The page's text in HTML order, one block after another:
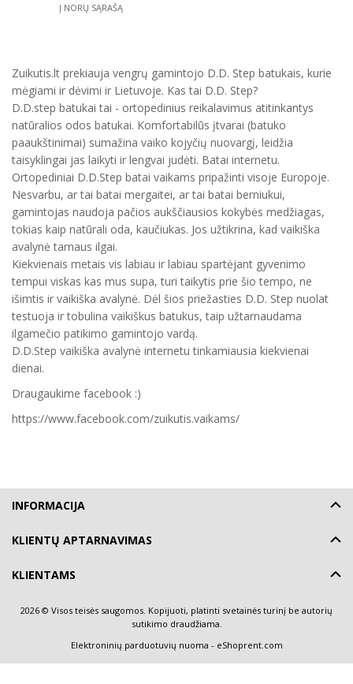
Į NORŲ SĄRAŠĄ
Zuikutis.lt prekiauja vengrų gamintojo D.D. Step batukais, kurie
mėgiami ir dėvimi ir Lietuvoje. Kas tai D.D. Step?
D.D.step batukai tai - ortopedinius reikalavimus atitinkantys
natūralios odos batukai. Komfortabilūs įtvarai (batuko
paaukštinimai) sumažina vaiko kojyčių nuovargį, leidžia
taisyklingai jas laikyti ir lengvai judėti. Batai internetu.
Ortopediniai D.D.Step batai vaikams pripažinti visoje Europoje.
Nesvarbu, ar tai batai mergaitei, ar tai batai berniukui,
gamintojas naudoja pačios aukščiausios kokybės medžiagas,
tokias kaip natūrali oda, kaučiukas. Jos užtikrina, kad vaikiška
avalynė tarnaus ilgai.
Kiekvienais metais vis labiau ir labiau spartėjant gyvenimo
tempui viskas kas mus supa, turi taikytis prie šio tempo, ne
išimtis ir vaikiška avalynė. Dėl šios priežasties D.D. Step nuolat
testuoja ir tobulina vaikiškus batukus, taip užtarnaudama
ilgamečio patikimo gamintojo vardą.
D.D.Step vaikiška avalynė internetu tinkamiausia kiekvienai
dienai.
Draugaukime facebook :)
https://www.facebook.com/zuikutis.vaikams/
INFORMACIJA
KLIENTŲ APTARNAVIMAS
KLIENTAMS
2026 © Visos teisės saugomos. Kopijuoti, platinti svetainės turinį be autorių
sutikimo draudžiama.
Elektroninių parduotuvių nuoma - eShoprent.com